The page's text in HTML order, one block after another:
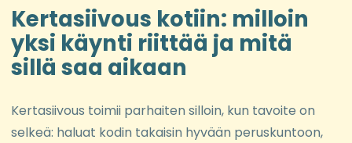
Kertasiivous kotiin: milloin
yksi käynti riittää ja mitä
sillä saa aikaan
Kertasiivous toimii parhaiten silloin, kun tavoite on
selkeä: haluat kodin takaisin hyvään peruskuntoon,